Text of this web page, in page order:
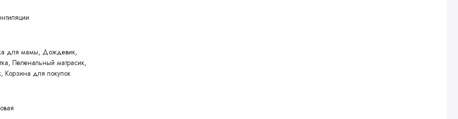
для мамы, Дождевик,
Пеленальный матрасик,
Корзина для покупок